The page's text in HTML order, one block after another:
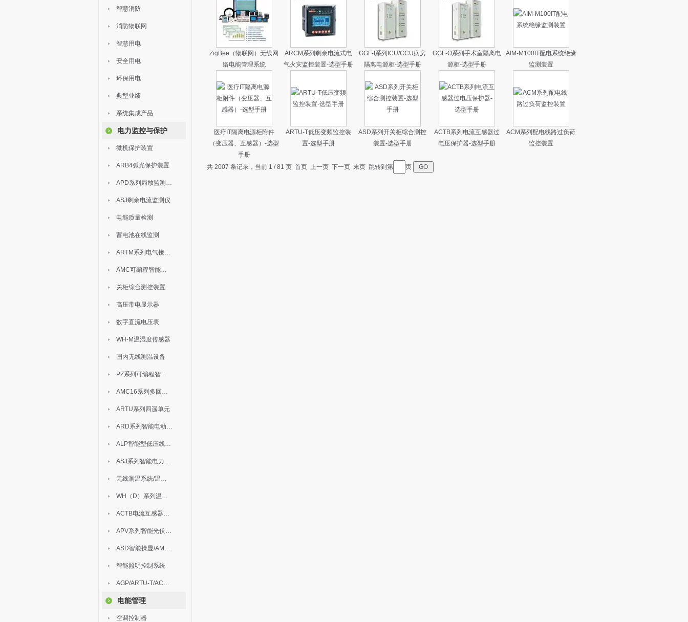
智慧消防
消防物联网
智慧用电
安全用电
环保用电
典型业绩
系统集成产品
电力监控与保护
微机保护装置
ARB4弧光保护装置
APD系列局放监测装置
ASJ剩余电流监测仪
电能质量检测
蓄电池在线监测
ARTM系列电气接点测温装置
AMC可编程智能电测表
关柜综合测控装置
高压带电显示器
数字直流电压表
WH-M温湿度传感器
国内无线测温设备
PZ系列可编程智能表
AMC16系列多回路监控装置
ARTU系列四遥单元
ARD系列智能电动机保护器
ALP智能型低压线路保护装置
ASJ系列智能电力继电器
无线测温系统/温度巡检
WH（D）系列温湿度控制器
ACTB电流互感器过电压保护器
APV系列智能光伏汇流箱
ASD智能操显/AM中压保护
智能照明控制系统
AGP/ARTU-T/ACM/ADDC
电能管理
空调控制器
ZigBee（物联网）无线网
络电能管理系统
ARCM系列剩余电流式电
气火灾监控装置-选型手册
GGF-I系列ICU/CCU病房
隔离电源柜-选型手册
GGF-O系列手术室隔离电
源柜-选型手册
AIM-M100IT配电系统绝缘
监测装置
医疗IT隔离电源柜附件
（变压器、互感器）-选型
手册
ARTU-T低压变频监控装
置-选型手册
ASD系列开关柜综合测控
装置-选型手册
ACTB系列电流互感器过
电压保护器-选型手册
ACM系列配电线路过负荷
监控装置
共 2007 条记录，当前 1 / 81 页 首页 上一页 下一页 末页 跳转到第 页